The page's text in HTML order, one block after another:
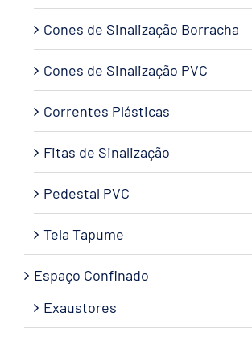
Cones de Sinalização Borracha
Cones de Sinalização PVC
Correntes Plásticas
Fitas de Sinalização
Pedestal PVC
Tela Tapume
Espaço Confinado
Exaustores